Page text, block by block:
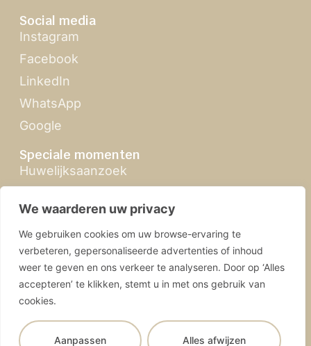
We waarderen uw privacy
We gebruiken cookies om uw browse-ervaring te
verbeteren, gepersonaliseerde advertenties of inhoud
weer te geven en ons verkeer te analyseren. Door op ‘Alles
accepteren’ te klikken, stemt u in met ons gebruik van
cookies.
Aanpassen Alles afwijzen
Social media
Instagram
Facebook
LinkedIn
WhatsApp
Google
Speciale momenten
Huwelijksaanzoek
Feria de Abril
Kerst in Sevilla
SevillabyMandy.com | © 2026 Alle rechten